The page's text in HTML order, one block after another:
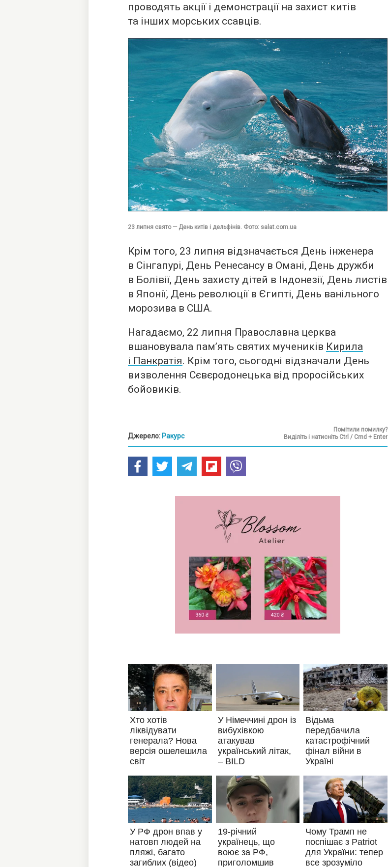
проводять акції і демонстрації на захист китів
та інших морських ссавців.
23 липня свято — День китів і дельфінів. Фото: salat.com.ua
Крім того, 23 липня відзначається День інженера
в Сінгапурі, День Ренесансу в Омані, День дружби
в Болівії, День захисту дітей в Індонезії, День листів
в Японії, День революції в Єгипті, День ванільного
морозива в США.
Нагадаємо, 22 липня Православна церква
вшановувала пам’ять святих мучеників Кирила
і Панкратія. Крім того, сьогодні відзначали День
визволення Сєвєродонецька від проросійських
бойовиків.
Джерело: Ракурс
Помітили помилку?
Виділіть і натисніть Ctrl / Cmd + Enter